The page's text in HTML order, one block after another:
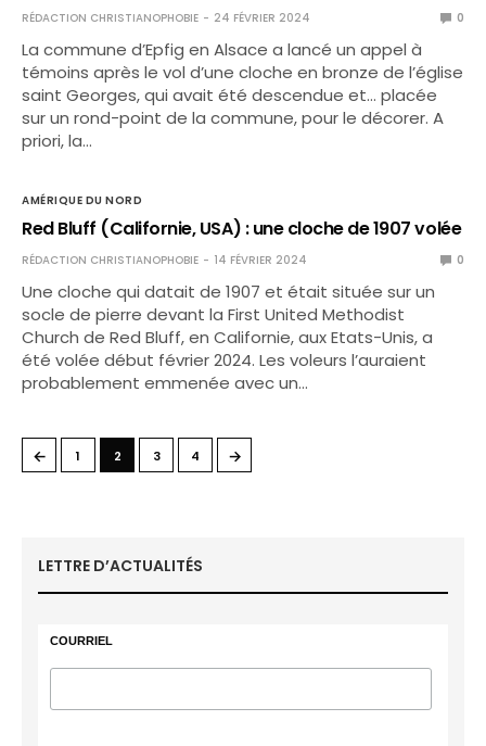
RÉDACTION CHRISTIANOPHOBIE 24 FÉVRIER 2024 0
La commune d’Epfig en Alsace a lancé un appel à
témoins après le vol d’une cloche en bronze de l’église
saint Georges, qui avait été descendue et… placée
sur un rond-point de la commune, pour le décorer. A
priori, la…
AMÉRIQUE DU NORD
Red Bluff (Californie, USA) : une cloche de 1907 volée
RÉDACTION CHRISTIANOPHOBIE 14 FÉVRIER 2024 0
Une cloche qui datait de 1907 et était située sur un
socle de pierre devant la First United Methodist
Church de Red Bluff, en Californie, aux Etats-Unis, a
été volée début février 2024. Les voleurs l’auraient
probablement emmenée avec un…
← 1 2 3 4 →
LETTRE D’ACTUALITÉS
COURRIEL